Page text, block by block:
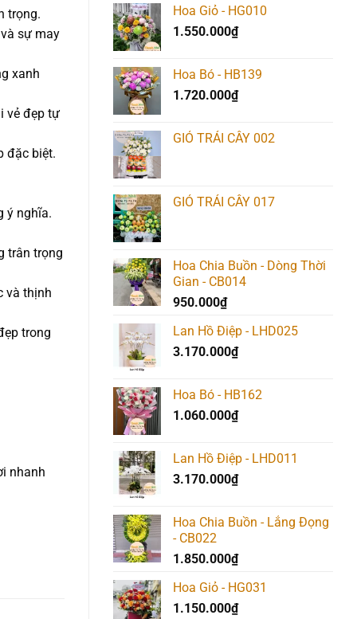
3.017.000₫.
Hoa Giỏ - HG010
1.550.000₫
Hoa Bó - HB139
1.720.000₫
GIỎ TRÁI CÂY 002
GIỎ TRÁI CÂY 017
Hoa Chia Buồn - Dòng Thời
Gian - CB014
950.000₫
Lan Hồ Điệp - LHD025
3.170.000₫
Hoa Bó - HB162
1.060.000₫
Lan Hồ Điệp - LHD011
3.170.000₫
Hoa Chia Buồn - Lắng Đọng
- CB022
1.850.000₫
Hoa Giỏ - HG031
1.150.000₫
trọng.
sự may
xanh
vẻ đẹp tự
đặc biệt.
ý nghĩa.
trân trọng
và thịnh
trong
nhanh